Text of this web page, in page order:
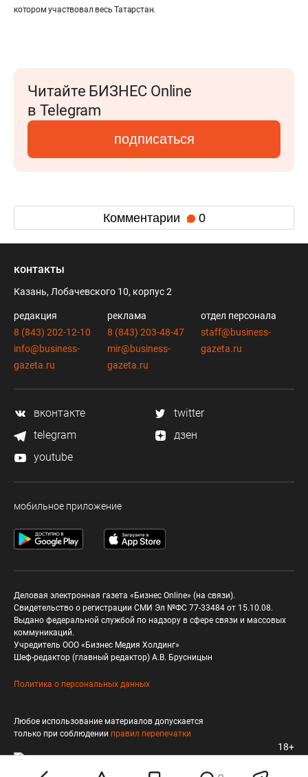
котором участвовал весь Татарстан.
Читайте БИЗНЕС Online
в Telegram
подписаться
Комментарии 0
контакты
Казань, Лобачевского 10, корпус 2
редакция
8 (843) 202-12-10
info@business-
gazeta.ru
реклама
8 (843) 203-48-47
mir@business-
gazeta.ru
отдел персонала
staff@business-
gazeta.ru
вконтакте
twitter
telegram
дзен
youtube
мобильное приложение
Деловая электронная газета «Бизнес Online» (на связи).
Свидетельство о регистрации СМИ Эл №ФС 77-33484 от 15.10.08.
Выдано федеральной службой по надзору в сфере связи и массовых
коммуникаций.
Учредитель ООО «Бизнес Медия Холдинг»
Шеф-редактор (главный редактор) А.В. Брусницын
Политика о персональных данных
Любое использование материалов допускается
только при соблюдении правил перепечатки
18+